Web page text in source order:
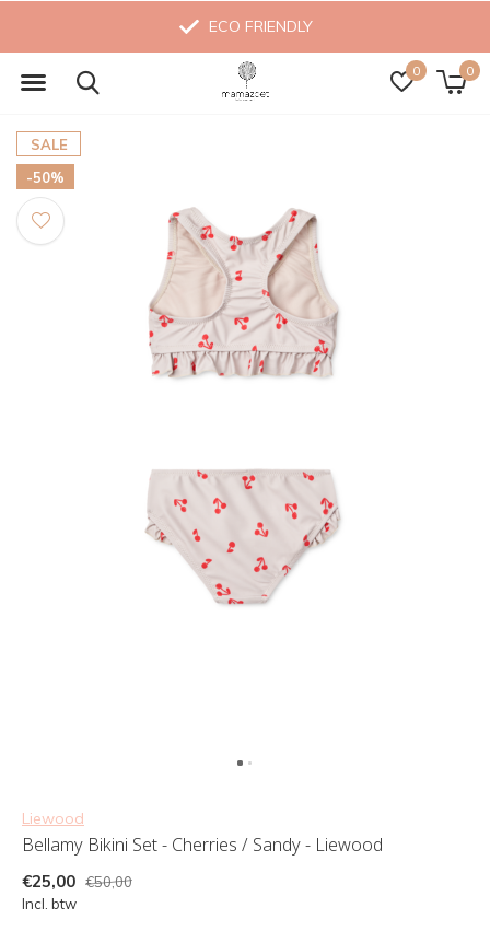
0 0
ECO FRIENDLY
SALE
-50%
Liewood
Bellamy Bikini Set - Cherries / Sandy - Liewood
€25,00 €50,00
Incl. btw